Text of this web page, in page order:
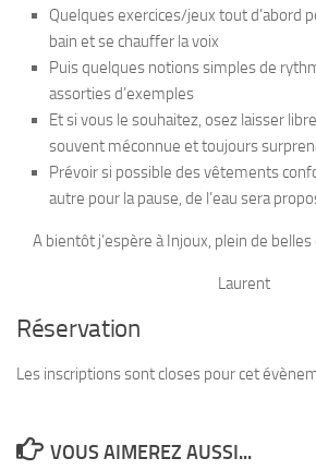
Quelques exercices/jeux tout d’abord
bain et se chauffer la voix
Puis quelques notions simples de
assorties d’exemples
Et si vous le souhaitez, osez laisser
souvent méconnue et toujours
Prévoir si possible des vêtements
autre pour la pause, de l’eau sera
A bientôt j’espère à Injoux, plein de belles
Laurent
Réservation
Les inscriptions sont closes pour cet
VOUS AIMEREZ AUSSI...